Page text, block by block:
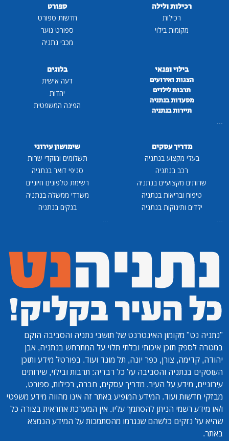
רכילות ולילה
רכילות
מקומות בילוי
ספורט
חדשות ספורט
ספורט נוער
מכבי נתניה
בילוי ופנאי
הצגות ואירועים
תרבות לילדים
מסעדות בנתניה
תיירות בנתניה
...
בלוגים
דעה אישית
יהדות
הפינה המשפטית
מדריך עסקים
בעלי מקצוע בנתניה
רכב בנתניה
שרותים מקצועיים בנתניה
טיפוח ובריאות בנתניה
ילדים ותינוקות בנתניה
...
שימושון עירוני
תשלומים ומוקדי שרות
סניפי דואר בנתניה
רשימת טלפונים חיוניים
משרדי ממשלה בנתניה
בנקים בנתניה
...
"נתניה נט" מקומון האינטרנט של תושבי נתניה והסביבה הוקם
במטרה לספק תוכן איכותי ובלתי תלוי על המתרחש בנתניה, אבן
יהודה, קדימה, צורן, כפר יונה, תל מונד ועוד. בפורטל מידע ותוכן
העוסקים בנתניה והסביבה על כל רבדיה: תרבות ובילוי, שירותים
עירוניים, מידע על העיר, מדריך עסקים, חברה, רכילות, ספורט,
מבזקי חדשות ועוד. המידע המופיע באתר זה אינו מהווה מידע משפטי
ו/או מידע רשמי הניתן להסתמך עליו. אין המערכת אחראית בצורה כל
שהיא על נזקים כלשהם שנגרמו מהסתמכות על המידע הנמצא
באתר.